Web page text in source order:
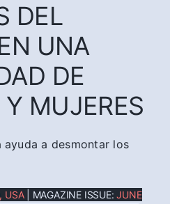
DEL
UNA
DE
MUJERES
a desmontar los
USA| MAGAZINE ISSUE:JUNE